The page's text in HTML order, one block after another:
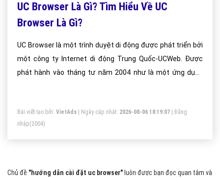
UC Browser Là Gì? Tìm Hiểu Về UC
Browser Là Gì?
UC Browser là một trình duyệt di động được phát triển bởi
một công ty Internet di động Trung Quốc-UCWeb. Được
phát hành vào tháng tư năm 2004 như là một ứng dụng
Bài viết tạo bởi: VietAds | Ngày cập nhật: 2026-08-06 18:19:07
Đăng
nhập(2004)
Chủ đề "hướng dẫn cài đặt uc browser" luôn được bạn đọc quan tâm và